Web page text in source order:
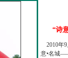
“诗
2010年9
意•名城